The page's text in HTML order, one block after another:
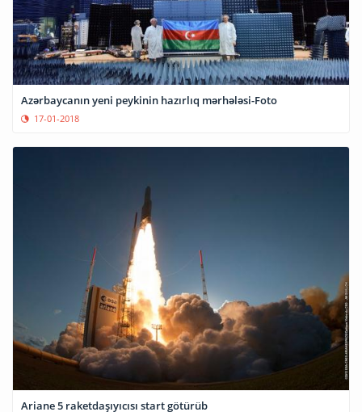
Azərbaycanın yeni peykinin hazırlıq mərhələsi-Foto
17-01-2018
Ariane 5 raketdaşıyıcısı start götürüb